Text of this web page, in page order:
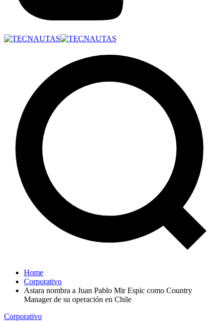
Home
Corporativo
Astara nombra a Juan Pablo Mir Espic como Country
Manager de su operación en Chile
Corporativo